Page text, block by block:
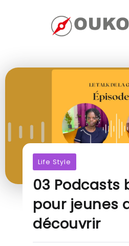
Life Style
03 Podcasts
pour jeunes
découvrir